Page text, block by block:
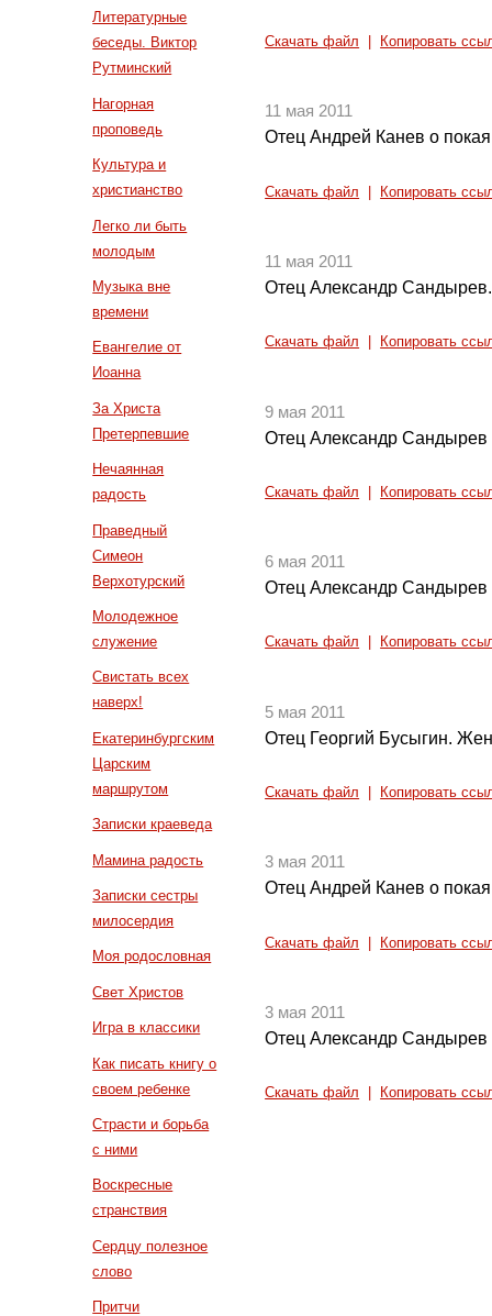
Литературные
беседы. Виктор
Рутминский
Нагорная
проповедь
Культура и
христианство
Легко ли быть
молодым
Музыка вне
времени
Евангелие от
Иоанна
За Христа
Претерпевшие
Нечаянная
радость
Праведный
Симеон
Верхотурский
Молодежное
служение
Свистать всех
наверх!
Екатеринбургским
Царским
маршрутом
Записки краеведа
Мамина радость
Записки сестры
милосердия
Моя родословная
Свет Христов
Игра в классики
Как писать книгу о
своем ребенке
Страсти и борьба
с ними
Воскресные
странствия
Сердцу полезное
слово
Притчи
Скачать файл Копировать
11 мая 2011
Отец Андрей Канев о
Скачать файл Копировать
11 мая 2011
Отец Александр
Скачать файл Копировать
9 мая 2011
Отец Александр Сандырев
Скачать файл Копировать
6 мая 2011
Отец Александр Сандырев
Скачать файл Копировать
5 мая 2011
Отец Георгий Бусыгин.
Скачать файл Копировать
3 мая 2011
Отец Андрей Канев о
Скачать файл Копировать
3 мая 2011
Отец Александр Сандырев
Скачать файл Копировать